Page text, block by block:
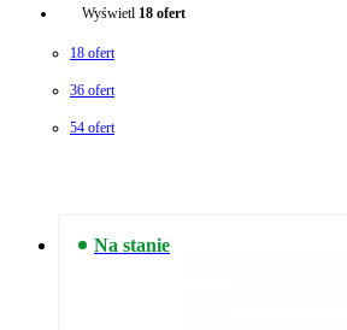
Wyświetl 18 ofert
18 ofert
36 ofert
54 ofert
Na stanie